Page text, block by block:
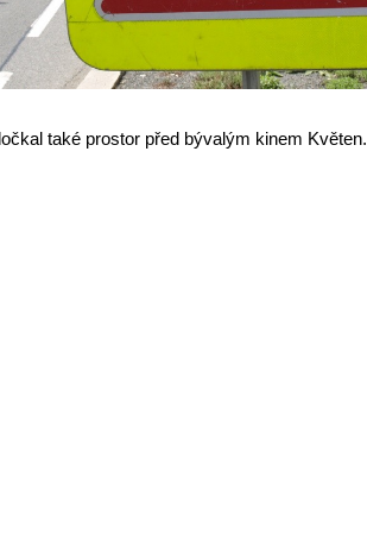
také prostor před bývalým kinem Květen.